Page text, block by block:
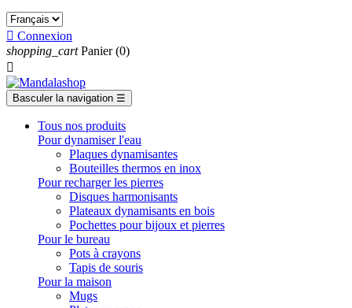
 Connexion
shopping_cart Panier (0)

Basculer la navigation ☰
Tous nos produits
Pour dynamiser l'eau
Plaques dynamisantes
Bouteilles thermos en inox
Pour recharger les pierres
Disques harmonisants
Plateaux dynamisants en bois
Pochettes pour bijoux et pierres
Pour le bureau
Pots à crayons
Tapis de souris
Pour la maison
Mugs